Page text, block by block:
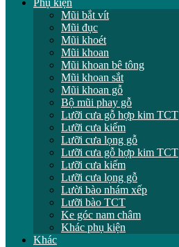
Phụ kiện
Mũi bắt vít
Mũi đục
Mũi khoét
Mũi khoan
Mũi khoan bê tông
Mũi khoan sắt
Mũi khoan gỗ
Bộ mũi phay gỗ
Lưỡi cưa gỗ hợp kim TCT
Lưỡi cưa kiếm
Lưỡi cưa lọng gỗ
Lưỡi cưa gỗ hợp kim TCT
Lưỡi cưa kiếm
Lưỡi cưa lọng gỗ
Lười bào nhám xếp
Lưỡi bào TCT
Ke góc nam châm
Khác phụ kiện
Khác